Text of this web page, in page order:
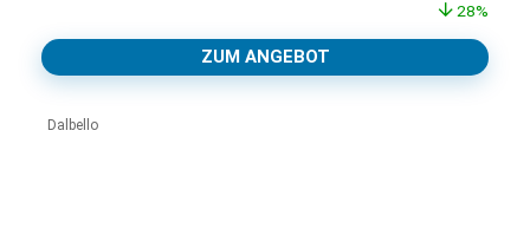
28%
ZUM ANGEBOT
Dalbello